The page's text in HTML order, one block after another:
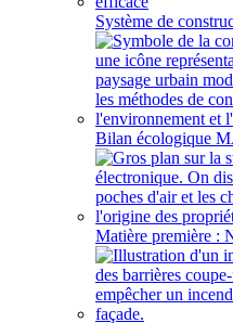
Système de
Bilan écologique
Matière première :